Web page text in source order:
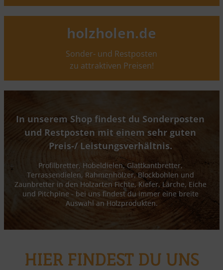
holzholen.de
Sonder- und Restposten
zu attraktiven Preisen!
In unserem Shop findest du Sonderposten
und Restposten mit einem sehr guten
Preis-/ Leistungsverhältnis.
Profilbretter, Hobeldielen, Glattkantbretter,
Terrassendielen, Rahmenhölzer, Blockbohlen und
Zaunbretter in den Holzarten Fichte, Kiefer, Lärche, Eiche
und Pitchpine - bei uns findest du immer eine breite
Auswahl an Holzprodukten.
HIER FINDEST DU UNS